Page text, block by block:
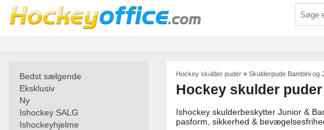
Bedst sælgende
Eksklusiv
Ny
Ishockey SALG
Ishockeyhjelme
Hockey skulder puder » Skulderpude Bambini og
Hockey skulder
Ishockey skulderbeskytter Junior &
pasform, sikkerhed &